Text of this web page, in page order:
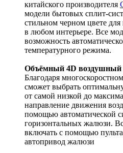
китайского производителя
модели бытовых сплит-
стильном черном цвете
в любом интерьере. Все
возможность
температурного режима.
Объёмный 4D воздушный
Благодаря
сможет выбрать
от самой низкой до
направление движения
помощью автоматической
горизонтальных жалюзи.
включать с помощью
автопривод жалюзи